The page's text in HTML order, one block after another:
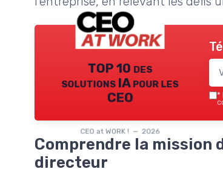
TOP 10 des
solutions IA pour les
CEO
CEO at WORK ! — 2026
*
Comprendre la mission
directeur